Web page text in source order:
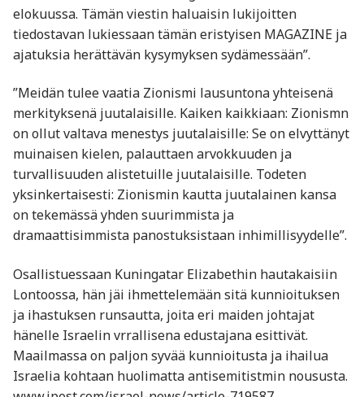
elokuussa. Tämän viestin haluaisin lukijoitten
tiedostavan lukiessaan tämän eristyisen MAGAZINE ja
ajatuksia herättävän kysymyksen sydämessään”.
”Meidän tulee vaatia Zionismi lausuntona yhteisenä
merkityksenä juutalaisille. Kaiken kaikkiaan: Zionismn
on ollut valtava menestys juutalaisille: Se on elvyttänyt
muinaisen kielen, palauttaen arvokkuuden ja
turvallisuuden alistetuille juutalaisille. Todeten
yksinkertaisesti: Zionismin kautta juutalainen kansa
on tekemässä yhden suurimmista ja
dramaattisimmista panostuksistaan inhimillisyydelle”.
Osallistuessaan Kuningatar Elizabethin hautakaisiin
Lontoossa, hän jäi ihmettelemään sitä kunnioituksen
ja ihastuksen runsautta, joita eri maiden johtajat
hänelle Israelin vrrallisena edustajana esittivät.
Maailmassa on paljon syvää kunnioitusta ja ihailua
Israelia kohtaan huolimatta antisemitistmin noususta.